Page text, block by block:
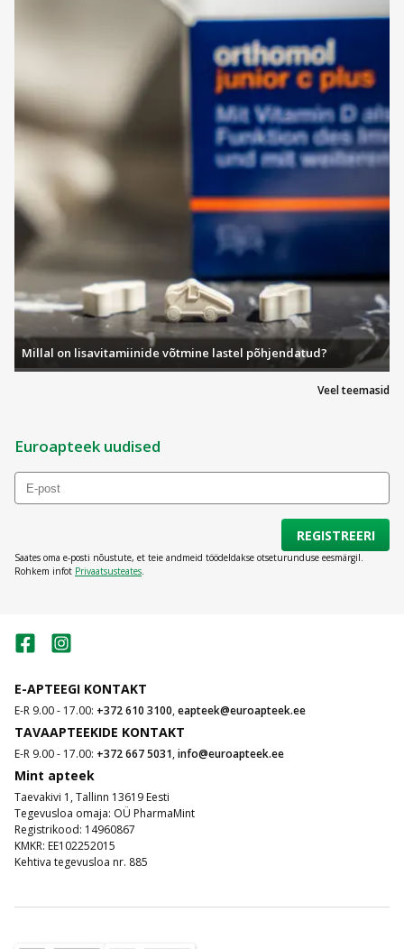
Veel teemasid
Millal on lisavitamiinide võtmine lastel põhjendatud?
Euroapteek uudised
REGISTREERI
Saates oma e-posti nõustute, et teie andmeid töödeldakse otseturunduse eesmärgil.
Rohkem infot Privaatsusteates.
E-APTEEGI KONTAKT
E-R 9.00 - 17.00: +372 610 3100,eapteek@euroapteek.ee
TAVAAPTEEKIDE KONTAKT
E-R 9.00 - 17.00: +372 667 5031,info@euroapteek.ee
Mint apteek
Taevakivi 1, Tallinn 13619 Eesti
Tegevusloa omaja: OÜ PharmaMint
Registrikood: 14960867
KMKR: EE102252015
Kehtiva tegevusloa nr. 885